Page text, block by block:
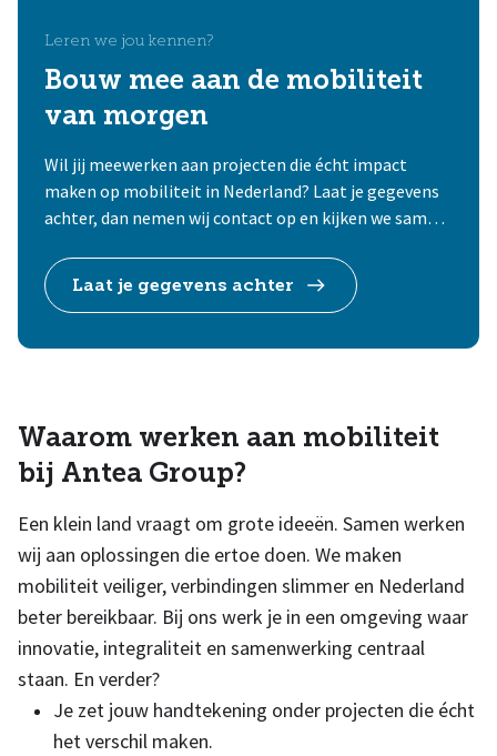
Leren we jou kennen?
Bouw mee aan de mobiliteit
van morgen
Wil jij meewerken aan projecten die écht impact
maken op mobiliteit in Nederland? Laat je gegevens
achter, dan nemen wij contact op en kijken we samen
jou.
Laat je gegevens achter
Waarom werken aan mobiliteit
bij Antea Group?
Een klein land vraagt om grote ideeën. Samen werken
wij aan oplossingen die ertoe doen. We maken
mobiliteit veiliger, verbindingen slimmer en Nederland
beter bereikbaar. Bij ons werk je in een omgeving waar
innovatie, integraliteit en samenwerking centraal
staan. En verder?
Je zet jouw handtekening onder projecten die écht
het verschil maken.